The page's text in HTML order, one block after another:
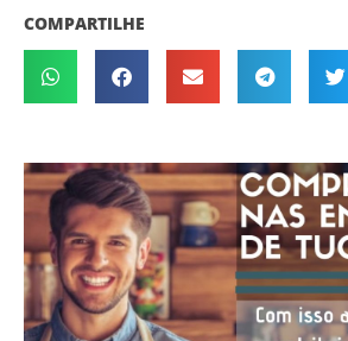
COMPARTILHE